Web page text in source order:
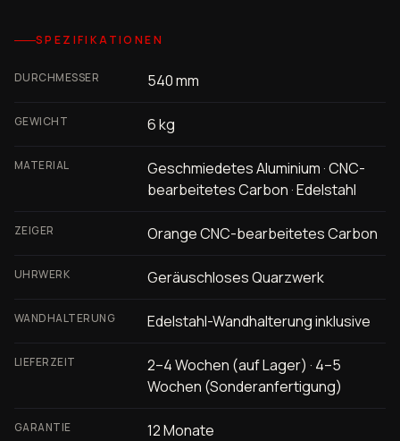
SPEZIFIKATIONEN
DURCHMESSER 540 mm
GEWICHT 6 kg
MATERIAL
Geschmiedetes Aluminium · CNC-
bearbeitetes Carbon · Edelstahl
ZEIGER Orange CNC-bearbeitetes Carbon
UHRWERK Geräuschloses Quarzwerk
WANDHALTERUNG Edelstahl-Wandhalterung inklusive
LIEFERZEIT
2–4 Wochen (auf Lager) · 4–5
Wochen (Sonderanfertigung)
GARANTIE 12 Monate